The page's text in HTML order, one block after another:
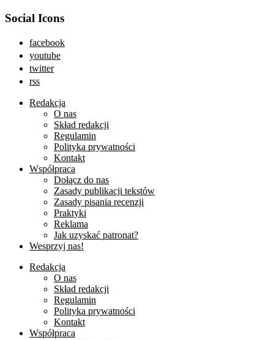
Social Icons
facebook
youtube
twitter
rss
Redakcja
O nas
Skład redakcji
Regulamin
Polityka prywatności
Kontakt
Współpraca
Dołącz do nas
Zasady publikacji tekstów
Zasady pisania recenzji
Praktyki
Reklama
Jak uzyskać patronat?
Wesprzyj nas!
Redakcja
O nas
Skład redakcji
Regulamin
Polityka prywatności
Kontakt
Współpraca